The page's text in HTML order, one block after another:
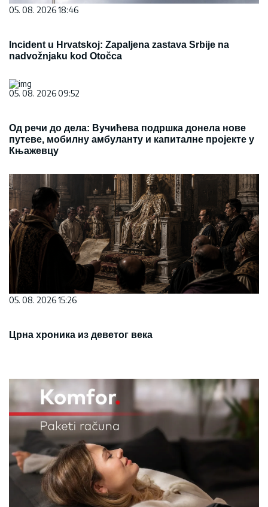
05. 08. 2026 18:46
Incident u Hrvatskoj: Zapaljena zastava Srbije na
nadvožnjaku kod Otočca
05. 08. 2026 09:52
Од речи до дела: Вучићева подршка донела нове
путеве, мобилну амбуланту и капиталне пројекте у
Књажевцу
05. 08. 2026 15:26
Црна хроника из деветог века